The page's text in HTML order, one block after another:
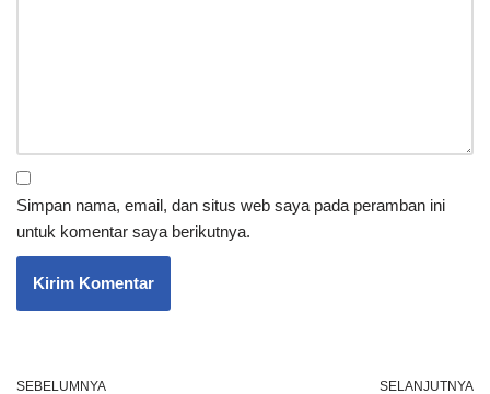
Simpan nama, email, dan situs web saya pada peramban ini
untuk komentar saya berikutnya.
SEBELUMNYA SELANJUTNYA